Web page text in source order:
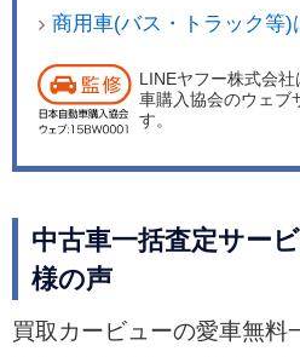
商用車(バス・トラック等)
LINEヤフー株式会
車購入協会のウェブ
す。
中古車一括査定サー
様の声
買取カービューの愛車無料